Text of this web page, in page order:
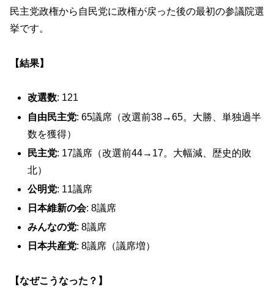
民主党政権から自民党に政権が戻った後の最初の参議院選
挙です。
【結果】
改選数: 121
自由民主党: 65議席（改選前38→65。大勝、単独過半
数を獲得）
民主党: 17議席（改選前44→17。大幅減、歴史的敗
北）
公明党: 11議席
日本維新の会: 8議席
みんなの党: 8議席
日本共産党: 8議席（議席増）
【なぜこうなった？】